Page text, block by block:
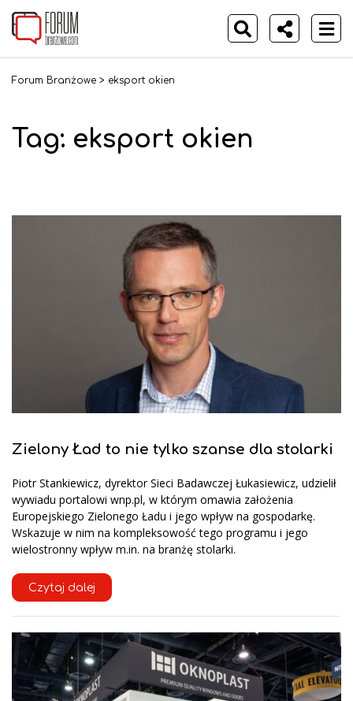
Forum Branżowe > eksport okien
Tag: eksport okien
Zielony Ład to nie tylko szanse dla stolarki
Piotr Stankiewicz, dyrektor Sieci Badawczej Łukasiewicz, udzielił
wywiadu portalowi wnp.pl, w którym omawia założenia
Europejskiego Zielonego Ładu i jego wpływ na gospodarkę.
Wskazuje w nim na kompleksowość tego programu i jego
wielostronny wpływ m.in. na branżę stolarki.
Czytaj dalej